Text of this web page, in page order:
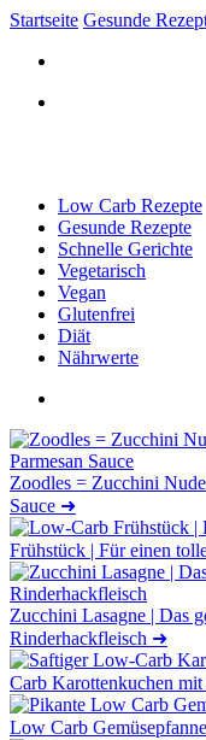
Startseite Gesunde
Low Carb Rezepte
Gesunde Rezepte
Schnelle Gerichte
Vegetarisch
Vegan
Glutenfrei
Diät
Nährwerte
Zoodles = Zucchini
Sauce ➜
Frühstück | Für einen
Zucchini Lasagne | Das
Rinderhackfleisch ➜
Carb Karottenkuchen mit
Low Carb